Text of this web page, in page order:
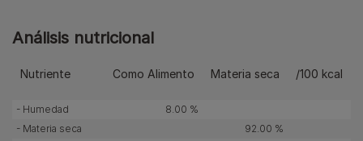
Análisis nutricional
Nutriente Como Alimento Materia seca /100 kcal
- Humedad
8.00 %
- Materia seca
92.00 %